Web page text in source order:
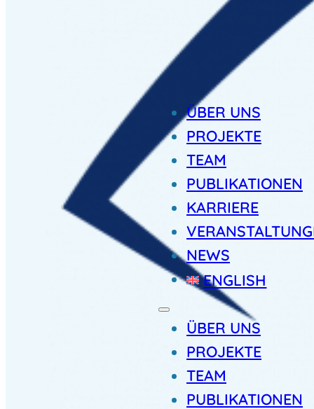
ÜBER UNS
PROJEKTE
TEAM
PUBLIKATIONEN
KARRIERE
NEWS
ENGLISH
ÜBER UNS
PROJEKTE
TEAM
PUBLIKATIONEN